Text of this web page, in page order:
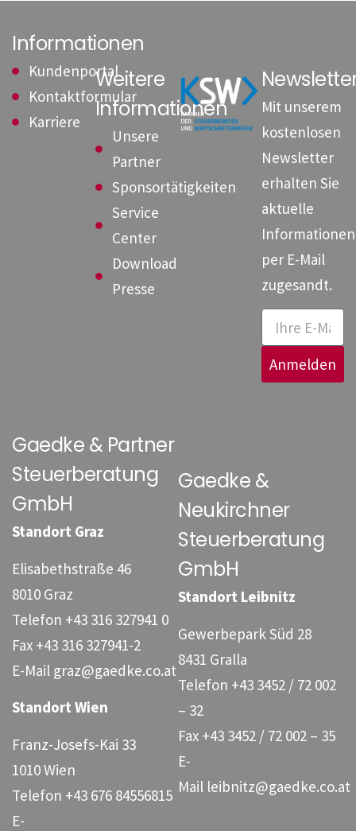
Informationen
Kundenportal
Kontaktformular
Karriere
Weitere
Informationen
Unsere
Partner
Sponsortätigkeiten
Service
Center
Download
Presse
Mit unserem
kostenlosen
Newsletter
erhalten Sie
aktuelle
Informationen
per E-Mail
zugesandt.
Anmelden
Gaedke & Partner
Steuerberatung
GmbH
Standort Graz
Elisabethstraße 46
8010 Graz
Telefon +43 316 327941 0
Fax +43 316 327941-2
E-Mail graz@gaedke.co.at
Standort Wien
Franz-Josefs-Kai 33
1010 Wien
Telefon +43 676 84556815
E-
Gaedke &
Neukirchner
Steuerberatung
GmbH
Standort Leibnitz
Gewerbepark Süd 28
8431 Gralla
Telefon +43 3452 / 72 002
– 32
Fax +43 3452 / 72 002 – 35
E-
Mail leibnitz@gaedke.co.at